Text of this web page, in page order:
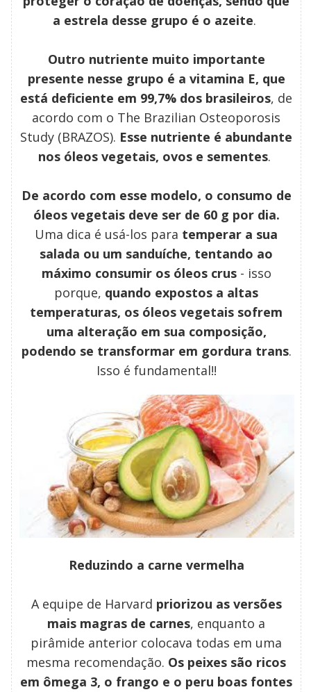
a estrela desse grupo é o azeite.
Outro nutriente muito importante
presente nesse grupo é a vitamina E, que
está deficiente em 99,7% dos brasileiros, de
acordo com o The Brazilian Osteoporosis
Study (BRAZOS). Esse nutriente é abundante
nos óleos vegetais, ovos e sementes.
De acordo com esse modelo, o consumo de
óleos vegetais deve ser de 60 g por dia.
Uma dica é usá-los para temperar a sua
salada ou um sanduíche, tentando ao
máximo consumir os óleos crus- isso
porque, quando expostos a altas
temperaturas, os óleos vegetais sofrem
uma alteração em sua composição,
podendo se transformar em gordura trans.
Isso é fundamental!!
Reduzindo a carne vermelha
A equipe de Harvard priorizou as versões
mais magras de carnes, enquanto a
pirâmide anterior colocava todas em uma
mesma recomendação. Os peixes são ricos
em ômega 3, o frango e o peru boas fontes